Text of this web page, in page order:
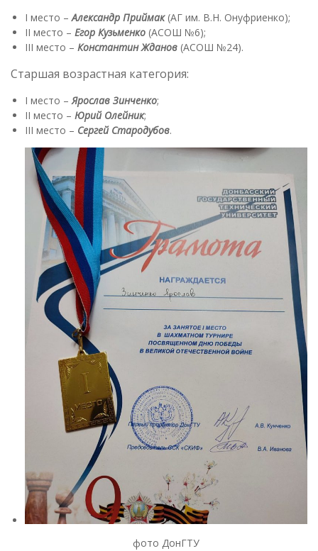
I место –Александр Приймак(АГ им. В.Н. Онуфриенко);
II место – Егор Кузьменко (АСОШ №6);
III место – Константин Жданов (АСОШ №24).
Старшая возрастная категория:
I место –Ярослав Зинченко;
II место – Юрий Олейник;
III место – Сергей Стародубов.
фото ДонГТУ